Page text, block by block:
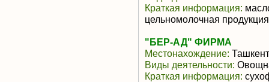
Краткая информация:
цельномолочная
"БЕР-АД" ФИРМА
Местонахождение: Ташкент
Виды деятельности:
Краткая информация: